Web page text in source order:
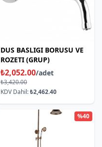
DUS BASLIGI BORUSU VE
ROZETI (GRUP)
₺2,052.00/adet
₺3,420.00
KDV Dahil:₺2,462.40
%40